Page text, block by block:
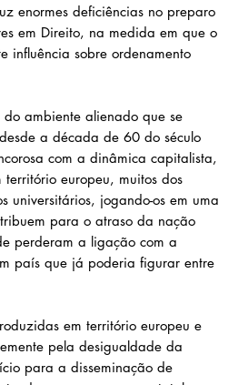
enormes deficiências no preparo
em Direito, na medida em que o
influência sobre ordenamento
do ambiente alienado que se
a década de 60 do século
com a dinâmica capitalista,
europeu, muitos dos
universitários, jogando-os em uma
para o atraso da nação
perderam a ligação com a
país que já poderia figurar entre
em território europeu e
pela desigualdade da
para a disseminação de